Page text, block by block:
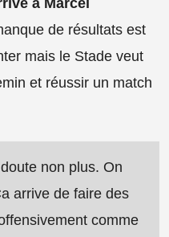
de résultats est
mais le Stade veut
et réussir un match
non plus. On
arrive de faire des
comme